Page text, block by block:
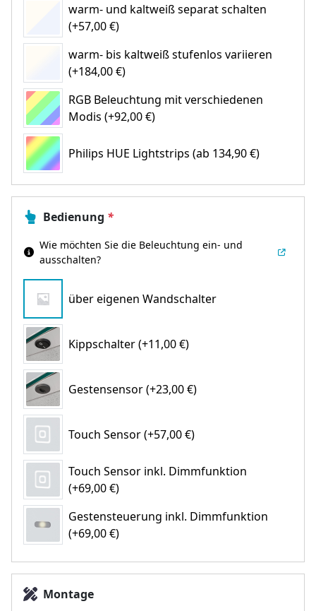
warm- und kaltweiß separat schalten
(+57,00 €)
warm- bis kaltweiß stufenlos variieren
(+184,00 €)
RGB Beleuchtung mit verschiedenen
Modis (+92,00 €)
Philips HUE Lightstrips (ab 134,90 €)
Bedienung *
Wie möchten Sie die Beleuchtung ein- und
ausschalten?
über eigenen Wandschalter
Kippschalter (+11,00 €)
Gestensensor (+23,00 €)
Touch Sensor (+57,00 €)
Touch Sensor inkl. Dimmfunktion
(+69,00 €)
Gestensteuerung inkl. Dimmfunktion
(+69,00 €)
Montage